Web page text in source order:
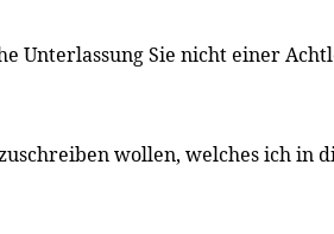
Unterlassung Sie nicht einer
wollen, welches ich in